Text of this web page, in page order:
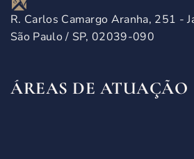
R. Carlos Camargo Aranha, 251 -
São Paulo / SP, 02039-090
ÁREAS DE ATUAÇÃO